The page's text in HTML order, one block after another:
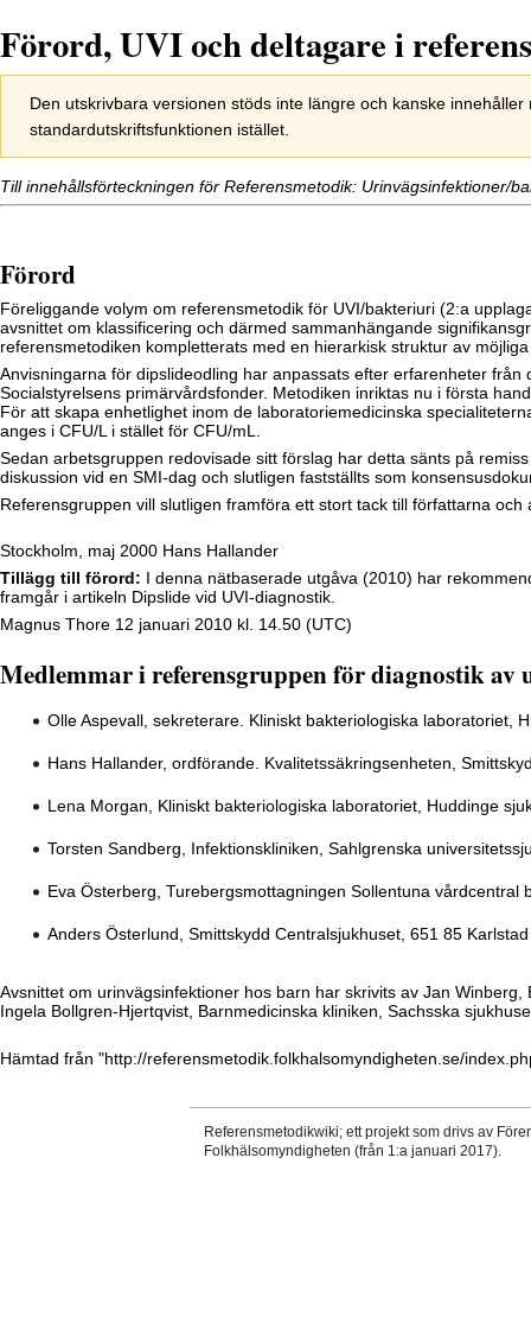
Förord, UVI och deltagare i
navigering
Den utskrivbara versionen stöds inte längre och kanske
standardutskriftsfunktionen istället.
Till innehållsförteckningen för Referensmetodik: Urinvägsinfektioner/
Förord
Föreliggande volym om referensmetodik för UVI/bakteriuri (2:a
avsnittet om klassificering och därmed sammanhängande
referensmetodiken kompletterats med en hierarkisk struktur av
Anvisningarna för dipslideodling har anpassats efter erfarenheter
Socialstyrelsens primärvårdsfonder. Metodiken inriktas nu i första
För att skapa enhetlighet inom de laboratoriemedicinska
anges i CFU/L i stället för CFU/mL.
Sedan arbetsgruppen redovisade sitt förslag har detta sänts på
diskussion vid en SMI-dag och slutligen fastställts som
Referensgruppen vill slutligen framföra ett stort tack till författarna
Stockholm, maj 2000 Hans Hallander
Tillägg till förord: I denna nätbaserade utgåva (2010) har
framgår i artikeln Dipslide vid UVI-diagnostik.
Magnus Thore 12 januari 2010 kl. 14.50 (UTC)
Medlemmar i referensgruppen för diagnostik av
Olle Aspevall, sekreterare. Kliniskt bakteriologiska laboratoriet,
Hans Hallander, ordförande. Kvalitetssäkringsenheten,
Lena Morgan, Kliniskt bakteriologiska laboratoriet, Huddinge
Torsten Sandberg, Infektionskliniken, Sahlgrenska
Eva Österberg, Turebergsmottagningen Sollentuna vårdcentral
Anders Österlund, Smittskydd Centralsjukhuset, 651 85 Karlstad
Avsnittet om urinvägsinfektioner hos barn har skrivits av Jan
Ingela Bollgren-Hjertqvist, Barnmedicinska kliniken, Sachsska
Hämtad från "http://referensmetodik.folkhalsomyndigheten.se/
Referensmetodikwiki; ett projekt som drivs av
Folkhälsomyndigheten (från 1:a januari 2017).